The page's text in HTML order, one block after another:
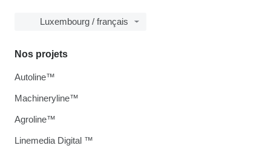
Luxembourg / français
Nos projets
Autoline™
Machineryline™
Agroline™
Linemedia Digital ™